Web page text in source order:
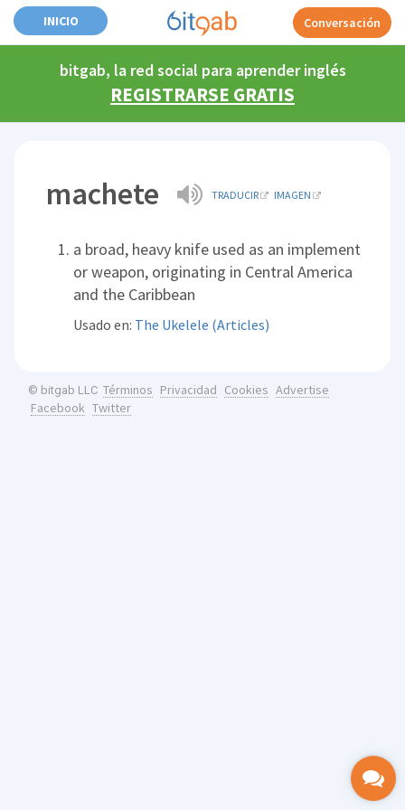
INICIO Conversación
bitgab, la red social para aprender inglés
REGISTRARSE GRATIS
machete TRADUCIR IMAGEN
a broad, heavy knife used as an implement
or weapon, originating in Central America
and the Caribbean
Usado en: The Ukelele (Articles)
© bitgab LLC Términos Privacidad Cookies Advertise
Facebook Twitter